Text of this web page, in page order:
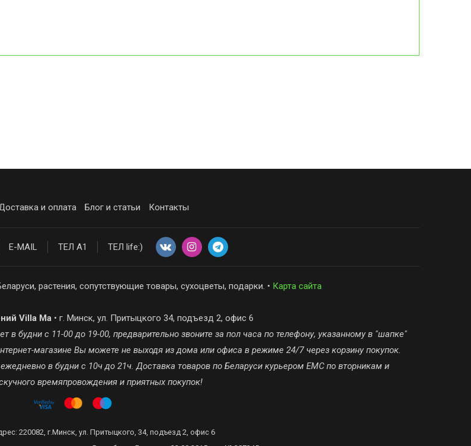
и оплата Блог и статьи Контакты
E-MAIL ТЕЛ А1 ТЕЛ life:)
растения, сопутствующие товары, сухоцветы, подарки. • Карта сайта
Villa Ma • г. Минск, ул. Притыцкого 34, подъезд 2, офис 6
будни с 11-00 до 19-00, предварительно звоните за пол часа по телефону, указанному в "шапке"
магазине Вы можете не выходя из дома или офиса в режиме 24/7 через корзину покупок.
в будни с 10ч до 21ч. Доставка товаров по Беларуси курьером ЕМС по вторникам и
времяпровождения и приятных покупок!
220082, г.Минск, ул. Притыцкого, 34, подъезд 2, офис 6